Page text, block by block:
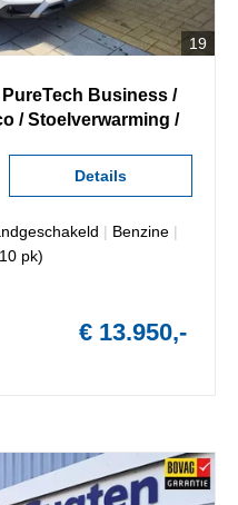
19
PureTech Business /
/ Stoelverwarming /
Details
| Benzine |
pk)
€ 13.950,-